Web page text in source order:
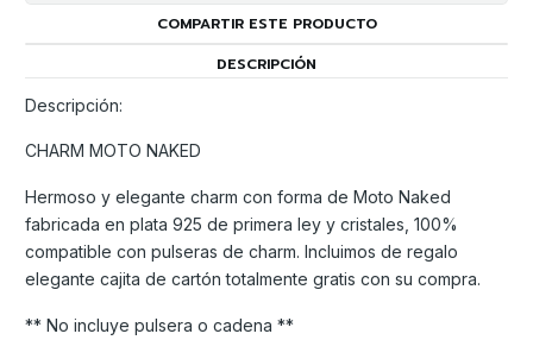
COMPARTIR ESTE PRODUCTO
DESCRIPCIÓN
Descripción:
CHARM MOTO NAKED
Hermoso y elegante charm con forma de Moto Naked
fabricada en plata 925 de primera ley y cristales, 100%
compatible con pulseras de charm. Incluimos de regalo
elegante cajita de cartón totalmente gratis con su compra.
** No incluye pulsera o cadena **